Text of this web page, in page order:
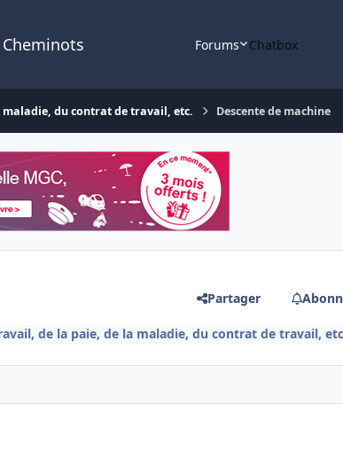
Forums Chatbox
maladie, du contrat de travail, etc. Descente de machine
Partager
de la paie, de la maladie, du contrat de travail,